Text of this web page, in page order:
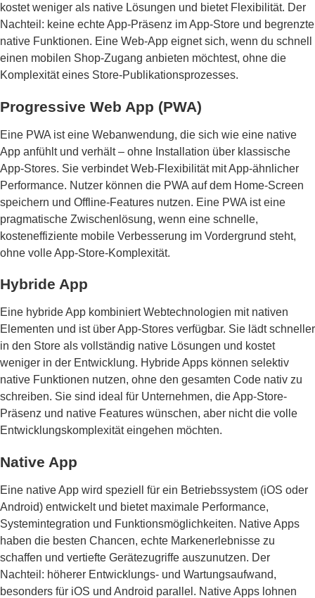
kostet weniger als native Lösungen und bietet Flexibilität. Der
Nachteil: keine echte App-Präsenz im App-Store und begrenzte
native Funktionen. Eine Web-App eignet sich, wenn du schnell
einen mobilen Shop-Zugang anbieten möchtest, ohne die
Komplexität eines Store-Publikationsprozesses.
Progressive Web App (PWA)
Eine PWA ist eine Webanwendung, die sich wie eine native
App anfühlt und verhält – ohne Installation über klassische
App-Stores. Sie verbindet Web-Flexibilität mit App-ähnlicher
Performance. Nutzer können die PWA auf dem Home-Screen
speichern und Offline-Features nutzen. Eine PWA ist eine
pragmatische Zwischenlösung, wenn eine schnelle,
kosteneffiziente mobile Verbesserung im Vordergrund steht,
ohne volle App-Store-Komplexität.
Hybride App
Eine hybride App kombiniert Webtechnologien mit nativen
Elementen und ist über App-Stores verfügbar. Sie lädt schneller
in den Store als vollständig native Lösungen und kostet
weniger in der Entwicklung. Hybride Apps können selektiv
native Funktionen nutzen, ohne den gesamten Code nativ zu
schreiben. Sie sind ideal für Unternehmen, die App-Store-
Präsenz und native Features wünschen, aber nicht die volle
Entwicklungskomplexität eingehen möchten.
Native App
Eine native App wird speziell für ein Betriebssystem (iOS oder
Android) entwickelt und bietet maximale Performance,
Systemintegration und Funktionsmöglichkeiten. Native Apps
haben die besten Chancen, echte Markenerlebnisse zu
schaffen und vertiefte Gerätezugriffe auszunutzen. Der
Nachteil: höherer Entwicklungs- und Wartungsaufwand,
besonders für iOS und Android parallel. Native Apps lohnen